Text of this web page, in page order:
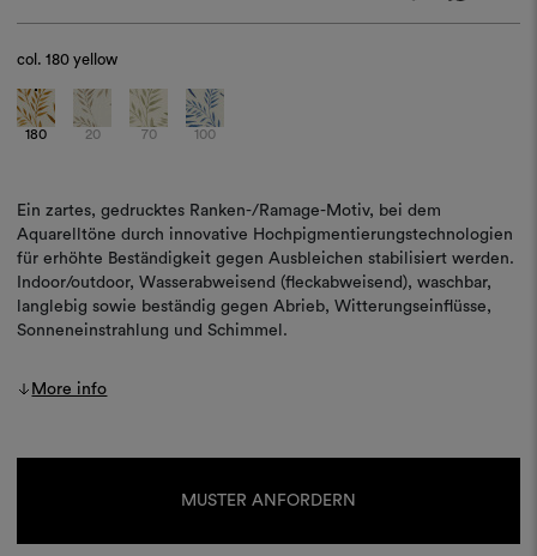
col.180 yellow
180 20 70 100
Ein zartes, gedrucktes Ranken-/Ramage-Motiv, bei dem
Aquarelltöne durch innovative Hochpigmentierungstechnologien
für erhöhte Beständigkeit gegen Ausbleichen stabilisiert werden.
Indoor/outdoor, Wasserabweisend (fleckabweisend), waschbar,
langlebig sowie beständig gegen Abrieb, Witterungseinflüsse,
Sonneneinstrahlung und Schimmel.
More info
MUSTER ANFORDERN